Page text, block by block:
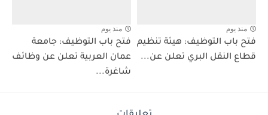
منذ يوم
فتح باب التوظيف: هيئة تنظيم
قطاع النقل البري تعلن عن...
منذ يوم
فتح باب التوظيف: جامعة
عمان العربية تعلن عن وظائف
شاغرة...